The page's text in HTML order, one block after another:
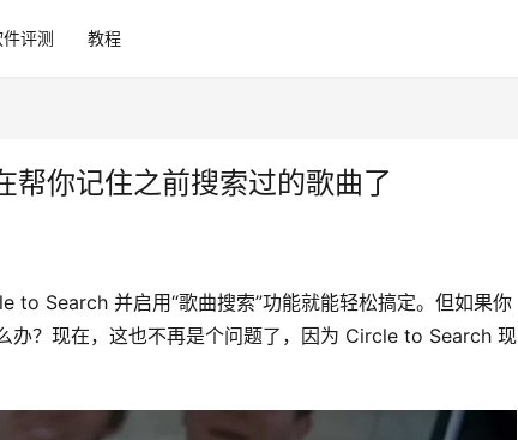
件评测 教程
你记住之前搜索过的歌曲了
to Search 并启用“歌曲搜索”功能就能轻松搞定。但如果你
办？现在，这也不再是个问题了，因为 Circle to Search 现